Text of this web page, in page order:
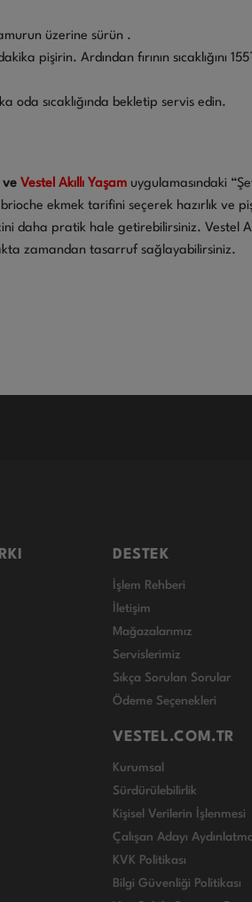
üzerine sürün .
pişirin. Ardından fırının sıcaklığını
oda sıcaklığında bekletip servis edin.
Vestel Akıllı Yaşam uygulamasındaki
ekmek tarifini seçerek hazırlık ve
daha pratik hale getirebilirsiniz. Vestel
zamandan tasarruf sağlayabilirsiniz.
DESTEK
İşlem Rehberi
İletişim
Mağazalarımız
Servislerimiz
Sıkça Sorulan Sorular
Ödeme Seçenekleri
VESTEL.COM.TR
Kurumsal
Sürdürülebilirlik
Kişisel Verilerin İşlenmesi
Çalışan Adayı
KVK Politikası
Bilgi Güvenliği Politikası